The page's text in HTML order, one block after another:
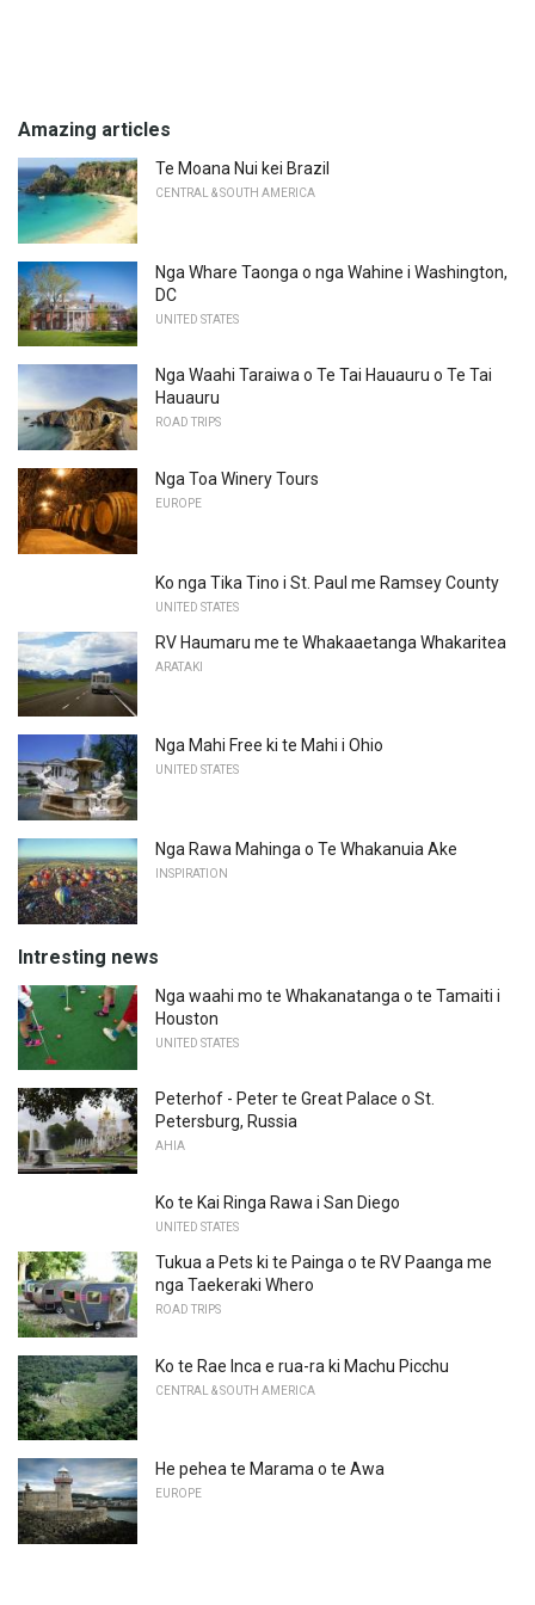
Amazing articles
Te Moana Nui kei Brazil
CENTRAL & SOUTH AMERICA
Nga Whare Taonga o nga Wahine i Washington,
DC
UNITED STATES
Nga Waahi Taraiwa o Te Tai Hauauru o Te Tai
Hauauru
ROAD TRIPS
Nga Toa Winery Tours
EUROPE
Ko nga Tika Tino i St. Paul me Ramsey County
UNITED STATES
RV Haumaru me te Whakaaetanga Whakaritea
ARATAKI
Nga Mahi Free ki te Mahi i Ohio
UNITED STATES
Nga Rawa Mahinga o Te Whakanuia Ake
INSPIRATION
Intresting news
Nga waahi mo te Whakanatanga o te Tamaiti i
Houston
UNITED STATES
Peterhof - Peter te Great Palace o St.
Petersburg, Russia
AHIA
Ko te Kai Ringa Rawa i San Diego
UNITED STATES
Tukua a Pets ki te Painga o te RV Paanga me
nga Taekeraki Whero
ROAD TRIPS
Ko te Rae Inca e rua-ra ki Machu Picchu
CENTRAL & SOUTH AMERICA
He pehea te Marama o te Awa
EUROPE